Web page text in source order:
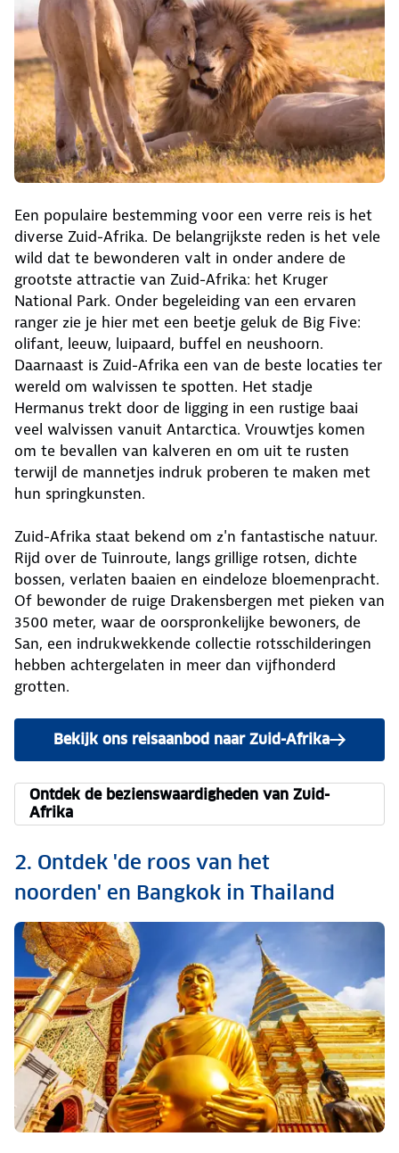
Een populaire bestemming voor een verre reis is het
diverse Zuid-Afrika. De belangrijkste reden is het vele
wild dat te bewonderen valt in onder andere de
grootste attractie van Zuid-Afrika: het Kruger
National Park. Onder begeleiding van een ervaren
ranger zie je hier met een beetje geluk de Big Five:
olifant, leeuw, luipaard, buffel en neushoorn.
Daarnaast is Zuid-Afrika een van de beste locaties ter
wereld om walvissen te spotten. Het stadje
Hermanus trekt door de ligging in een rustige baai
veel walvissen vanuit Antarctica. Vrouwtjes komen
om te bevallen van kalveren en om uit te rusten
terwijl de mannetjes indruk proberen te maken met
hun springkunsten.
Zuid-Afrika staat bekend om z'n fantastische natuur.
Rijd over de Tuinroute, langs grillige rotsen, dichte
bossen, verlaten baaien en eindeloze bloemenpracht.
Of bewonder de ruige Drakensbergen met pieken van
3500 meter, waar de oorspronkelijke bewoners, de
San, een indrukwekkende collectie rotsschilderingen
hebben achtergelaten in meer dan vijfhonderd
grotten.
Bekijk ons reisaanbod naar Zuid-Afrika
Ontdek de bezienswaardigheden van Zuid-
Afrika
2. Ontdek 'de roos van het
noorden' en Bangkok in Thailand